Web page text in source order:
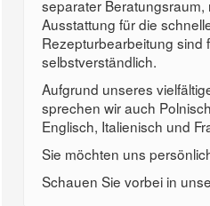
separater
Ausstattung für die
Rezepturbearbeitung sind
selbstverständlich.
Aufgrund unseres
sprechen wir auch
Englisch, Italienisch und
Sie möchten uns
Schauen Sie vorbei in